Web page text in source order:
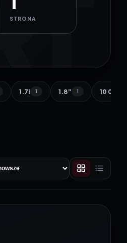
STRONA
1.7l 1 1.8” 1 10 000